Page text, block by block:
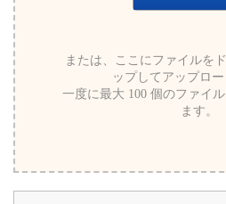
または、ここにファイルを
ップしてアップロー
一度に最大 100 個のファイ
ます。